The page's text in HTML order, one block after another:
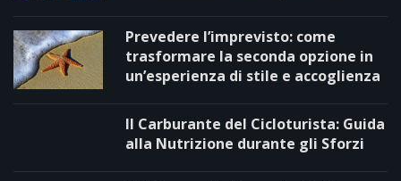
Prevedere l’imprevisto: come
trasformare la seconda opzione in
un’esperienza di stile e accoglienza
Il Carburante del Cicloturista: Guida
alla Nutrizione durante gli Sforzi